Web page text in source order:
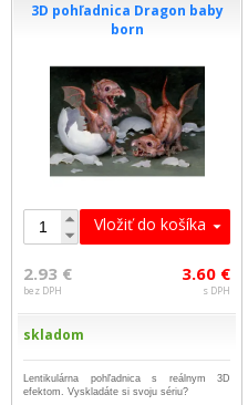
3D pohľadnica Dragon baby
born
Vložiť do košíka
2.93 €
bez DPH
3.60 €
s DPH
skladom
Lentikulárna pohľadnica s reálnym 3D
efektom. Vyskladáte si svoju sériu?